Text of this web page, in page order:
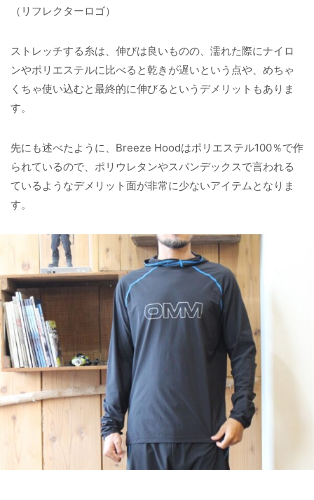
（リフレクターロゴ）
ストレッチする糸は、伸びは良いものの、濡れた際にナイロ
ンやポリエステルに比べると乾きが遅いという点や、めちゃ
くちゃ使い込むと最終的に伸びるというデメリットもありま
す。
先にも述べたように、Breeze Hoodはポリエステル100％で作
られているので、ポリウレタンやスパンデックスで言われる
ているようなデメリット面が非常に少ないアイテムとなりま
す。